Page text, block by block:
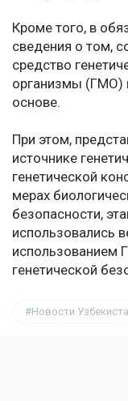
Кроме того, в
сведения о том,
средство
организмы (ГМО)
основе.
При этом,
источнике
генетической
мерах
безопасности,
использовались
использованием
генетической
Новости